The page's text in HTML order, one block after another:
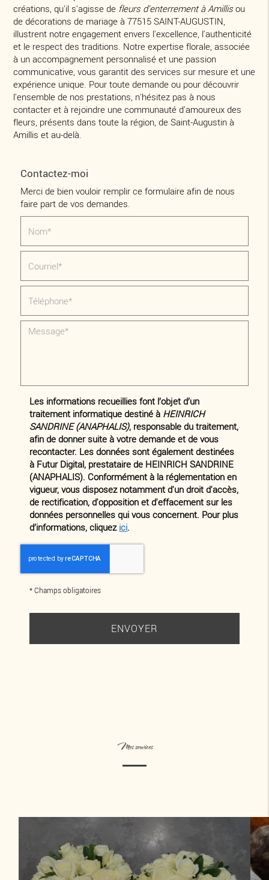
créations, qu'il s'agisse de fleurs d'enterrement à Amillisou
de décorations de mariage à 77515 SAINT-AUGUSTIN,
illustrent notre engagement envers l'excellence, l'authenticité
et le respect des traditions. Notre expertise florale, associée
à un accompagnement personnalisé et une passion
communicative, vous garantit des services sur mesure et une
expérience unique. Pour toute demande ou pour découvrir
l'ensemble de nos prestations, n'hésitez pas à nous
contacter et à rejoindre une communauté d'amoureux des
fleurs, présents dans toute la région, de Saint-Augustin à
Amillis et au-delà.
Contactez-moi
Merci de bien vouloir remplir ce formulaire afin de nous
faire part de vos demandes.
Les informations recueillies font l’objet d’un
traitement informatique destiné à HEINRICH
SANDRINE (ANAPHALIS), responsable du traitement,
afin de donner suite à votre demande et de vous
recontacter. Les données sont également destinées
à Futur Digital, prestataire de HEINRICH SANDRINE
(ANAPHALIS). Conformément à la réglementation en
vigueur, vous disposez notamment d'un droit d'accès,
de rectification, d'opposition et d'effacement sur les
données personnelles qui vous concernent. Pour plus
d’informations, cliquez ici.
*Champs obligatoires
Mes services